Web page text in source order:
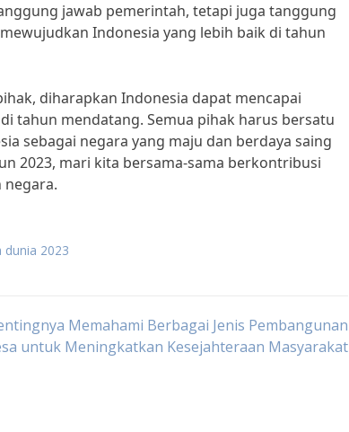
jawab pemerintah, tetapi juga tanggung
Indonesia yang lebih baik di tahun
diharapkan Indonesia dapat mencapai
tahun mendatang. Semua pihak harus bersatu
sebagai negara yang maju dan berdaya saing
2023, mari kita bersama-sama berkontribusi
dunia 2023
Memahami Berbagai Jenis Pembangunan
untuk Meningkatkan Kesejahteraan Masyarakat